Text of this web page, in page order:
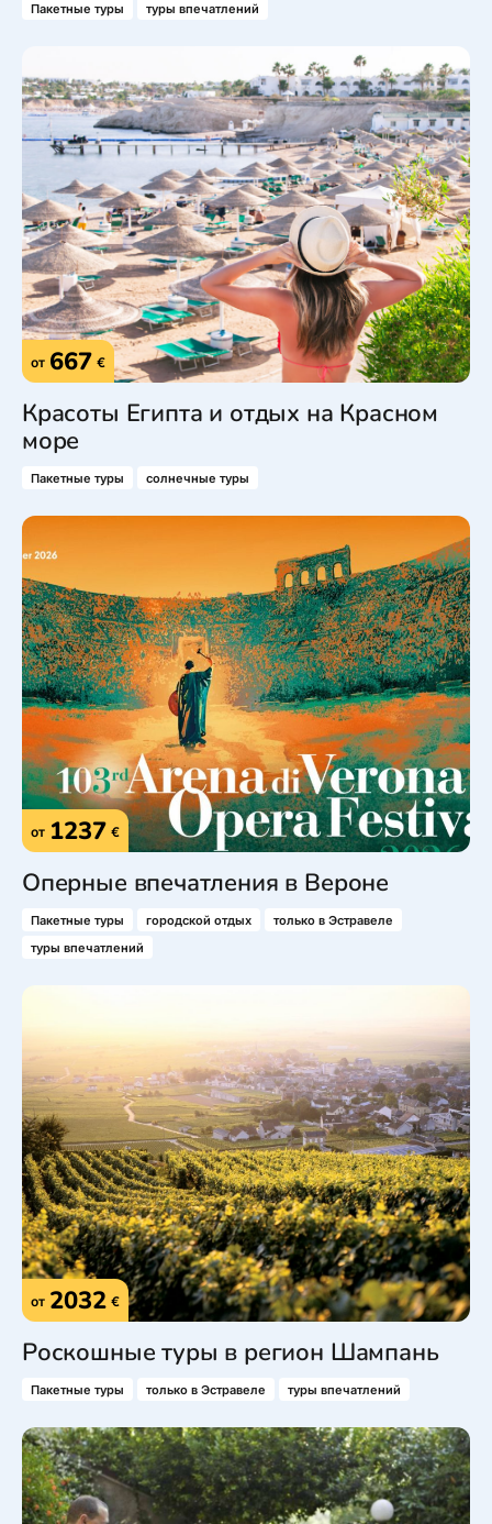
Пакетные туры туры впечатлений
от 667 €
Красоты Египта и отдых на Красном
море
Пакетные туры солнечные туры
от 1237 €
Оперные впечатления в Вероне
Пакетные туры городской отдых
только в Эстравеле
туры впечатлений
от 2032 €
Роскошные туры в регион Шампань
Пакетные туры только в Эстравеле туры впечатлений